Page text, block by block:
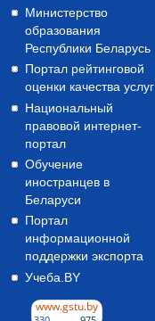
Министерство
образования
Республики Беларусь
Портал рейтинговой
оценки качества услуг
Национальный
правовой интернет-
портал
Обучение
иностранцев в
Беларуси
Портал
информационной
поддержки экспорта
Учеба.BY